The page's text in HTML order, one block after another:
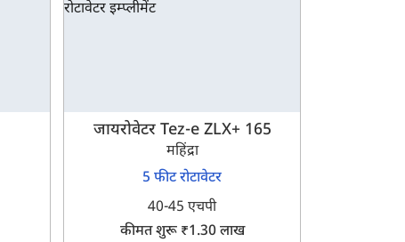
जायरोवेटर Tez-e ZLX+ 165
महिंद्रा
5 फीट रोटावेटर
40-45 एचपी
कीमत शुरू ₹1.30 लाख